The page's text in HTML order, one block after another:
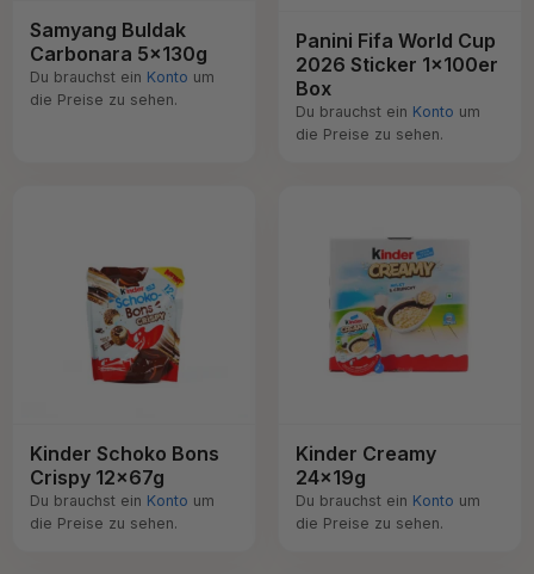
Samyang Buldak
Carbonara 5x130g
Du brauchst ein Konto um
die Preise zu sehen.
Panini Fifa World Cup
2026 Sticker 1x100er
Box
Du brauchst ein Konto um
die Preise zu sehen.
Kinder Schoko Bons
Crispy 12x67g
Du brauchst ein Konto um
die Preise zu sehen.
Kinder Creamy
24x19g
Du brauchst ein Konto um
die Preise zu sehen.